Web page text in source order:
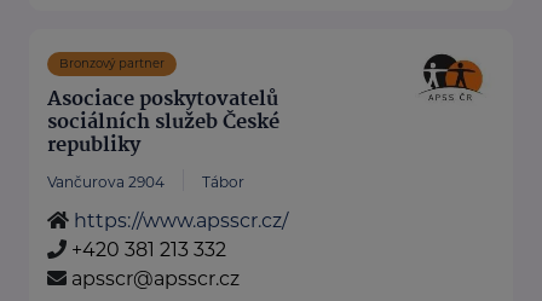
Bronzový partner
Asociace poskytovatelů
sociálních služeb České
republiky
Vančurova 2904 Tábor
https://www.apsscr.cz/
+420 381 213 332
apsscr@apsscr.cz